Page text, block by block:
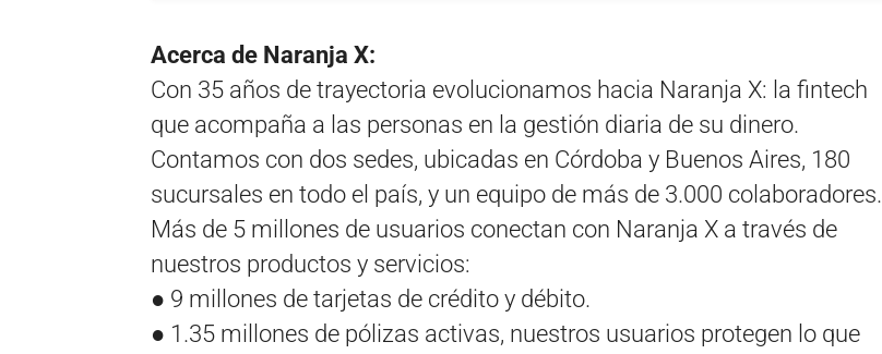
Acerca de Naranja X:
Con 35 años de trayectoria evolucionamos hacia Naranja X: la fintech
que acompaña a las personas en la gestión diaria de su dinero.
Contamos con dos sedes, ubicadas en Córdoba y Buenos Aires, 180
sucursales en todo el país, y un equipo de más de 3.000 colaboradores.
Más de 5 millones de usuarios conectan con Naranja X a través de
nuestros productos y servicios:
● 9 millones de tarjetas de crédito y débito.
● 1.35 millones de pólizas activas, nuestros usuarios protegen lo que